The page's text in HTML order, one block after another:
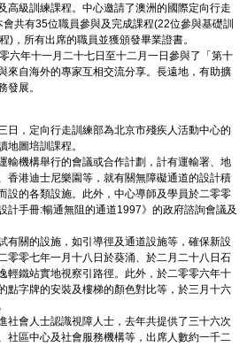
高級訓練課程。中心邀請了澳洲的國際定向行走
共有35位職員參與及完成課程(22位參與基礎訓
)，所有出席的職員並獲頒發畢業證書。
六年十一月二十七日至十二月一日參與了「第十
來自海外的專家互相交流分享。長遠地，有助擴
發展。
日，定向行走訓練部為北京市殘疾人活動中心的
地圖培訓課程。
輸機構舉行的會議或合作計劃，計有運輸署、地
香港迪士尼樂園等，就有關無障礙通道的設計積
設的各類設施。此外，中心導師及學員於二零零
計手冊:暢通無阻的通道1997》的政府諮詢會議及
有關的設施，如引導徑及通道設施等，確保新設
零零七年一月十八日於葵涌、於二月二十八日石
輕鐵站實地視察引路徑。此外，於二零零六年十
點字牌的安裝及樓梯的顏色對比等，於三月十六
社會人士認識視障人士，去年共提供了三十六次
社區中心及社會服務機構等，出席人數約一千二